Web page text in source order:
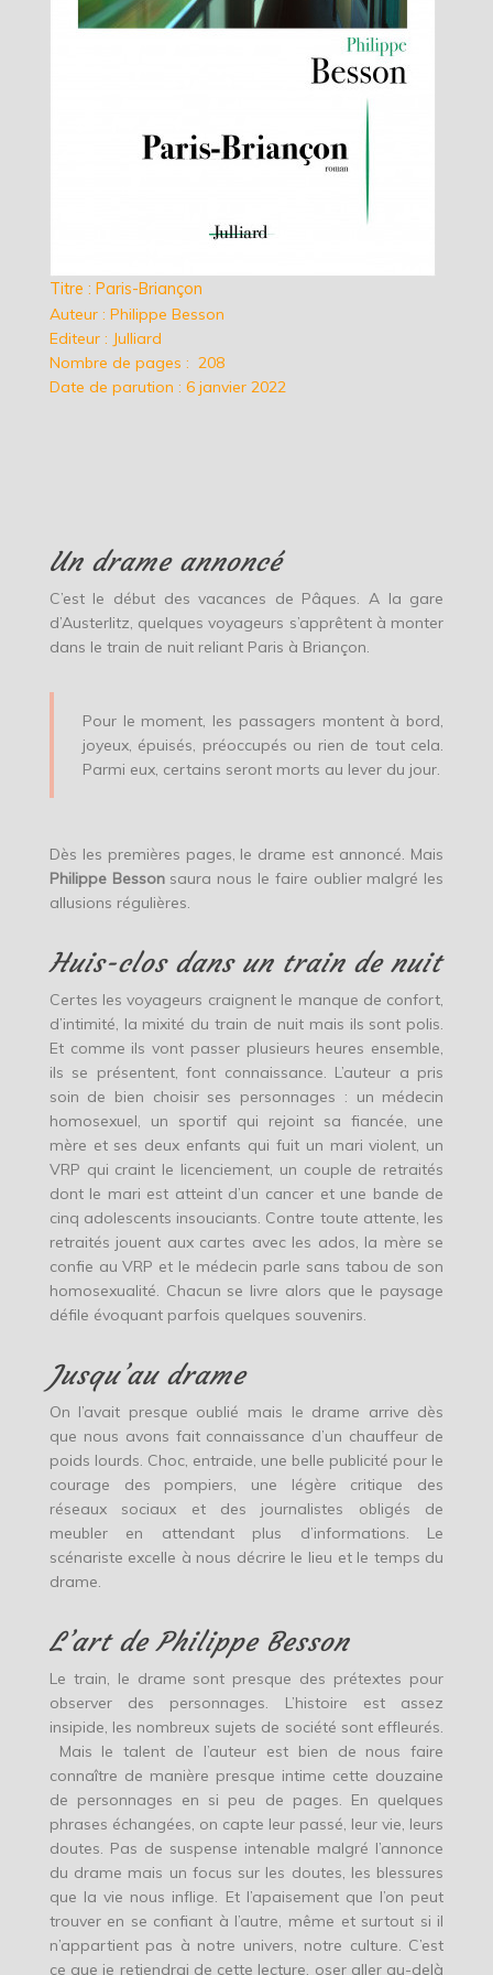
Titre : Paris-Briançon
Auteur : Philippe Besson
Editeur : Julliard
Nombre de pages : 208
Date de parution : 6 janvier 2022
Un drame annoncé
C’est le début des vacances de Pâques. A la gare
d’Austerlitz, quelques voyageurs s’apprêtent à monter
dans le train de nuit reliant Paris à Briançon.
Pour le moment, les passagers montent à bord,
joyeux, épuisés, préoccupés ou rien de tout cela.
Parmi eux, certains seront morts au lever du jour.
Dès les premières pages, le drame est annoncé. Mais
Philippe Bessonsaura nous le faire oublier malgré les
allusions régulières.
Huis-clos dans un train de nuit
Certes les voyageurs craignent le manque de confort,
d’intimité, la mixité du train de nuit mais ils sont polis.
Et comme ils vont passer plusieurs heures ensemble,
ils se présentent, font connaissance. L’auteur a pris
soin de bien choisir ses personnages : un médecin
homosexuel, un sportif qui rejoint sa fiancée, une
mère et ses deux enfants qui fuit un mari violent, un
VRP qui craint le licenciement, un couple de retraités
dont le mari est atteint d’un cancer et une bande de
cinq adolescents insouciants. Contre toute attente, les
retraités jouent aux cartes avec les ados, la mère se
confie au VRP et le médecin parle sans tabou de son
homosexualité. Chacun se livre alors que le paysage
défile évoquant parfois quelques souvenirs.
Jusqu’au drame
On l’avait presque oublié mais le drame arrive dès
que nous avons fait connaissance d’un chauffeur de
poids lourds. Choc, entraide, une belle publicité pour le
courage des pompiers, une légère critique des
réseaux sociaux et des journalistes obligés de
meubler en attendant plus d’informations. Le
scénariste excelle à nous décrire le lieu et le temps du
drame.
L’art de Philippe Besson
Le train, le drame sont presque des prétextes pour
observer des personnages. L’histoire est assez
insipide, les nombreux sujets de société sont effleurés.
Mais le talent de l’auteur est bien de nous faire
connaître de manière presque intime cette douzaine
de personnages en si peu de pages. En quelques
phrases échangées, on capte leur passé, leur vie, leurs
doutes. Pas de suspense intenable malgré l’annonce
du drame mais un focus sur les doutes, les blessures
que la vie nous inflige. Et l’apaisement que l’on peut
trouver en se confiant à l’autre, même et surtout si il
n’appartient pas à notre univers, notre culture. C’est
ce que je retiendrai de cette lecture, oser aller au-delà